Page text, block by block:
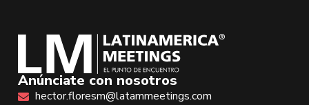
Anúnciate con nosotros
hector.floresm@latammeetings.com